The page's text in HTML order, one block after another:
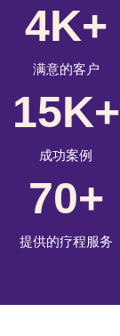
4K+
满意的客户
15K+
成功案例
70+
提供的疗程服务